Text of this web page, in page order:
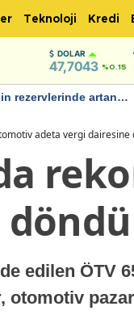
Teknoloji Kredi
DOLAR
47,7043 %0.15
rezervlerinde artan
adeta vergi dairesine
edilen ÖTV
otomotiv